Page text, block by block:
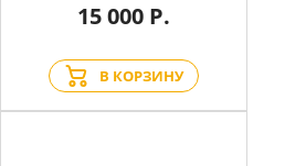
15 000 Р.
В КОРЗИНУ